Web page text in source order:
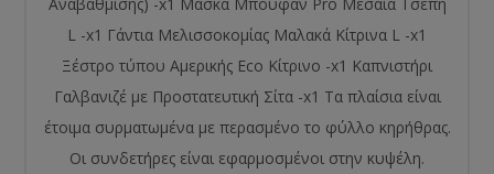
L -x1 Γάντια Μελισσοκομίας Μαλακά Κίτρινα L -x1
Ξέστρο τύπου Αμερικής Eco Κίτρινο -x1 Καπνιστήρι
Γαλβανιζέ με Προστατευτική Σίτα -x1 Τα πλαίσια είναι
έτοιμα συρματωμένα με περασμένο το φύλλο κηρήθρας.
Οι συνδετήρες είναι εφαρμοσμένοι στην κυψέλη.